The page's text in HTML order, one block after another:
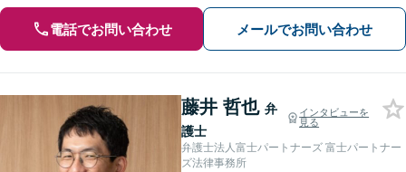
電話でお問い合わせ メールでお問い合わせ
藤井 哲也 弁
護士
インタビューを
見る
弁護士法人富士パートナーズ 富士パートナー
ズ法律事務所